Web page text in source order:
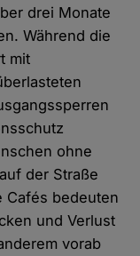
drei Monate
Während die
mit
ohne
der Straße
Cafés bedeuten
und Verlust
vorab